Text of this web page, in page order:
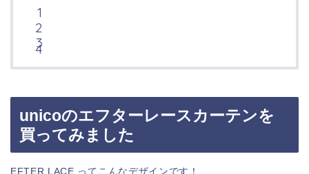
unicoのエフターレースカーテンを
買ってみました
EFTER LACE ってこんなデザインです！